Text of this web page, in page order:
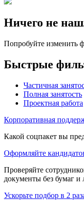
Ничего не
Попробуйте изменить
Быстрые
Частичная
Полная занятость
Проектная работа
Корпоративная
Какой соцпакет вы
Оформляйте
Проверяйте
документы без бумаг и
Ускорьте подбор в 2